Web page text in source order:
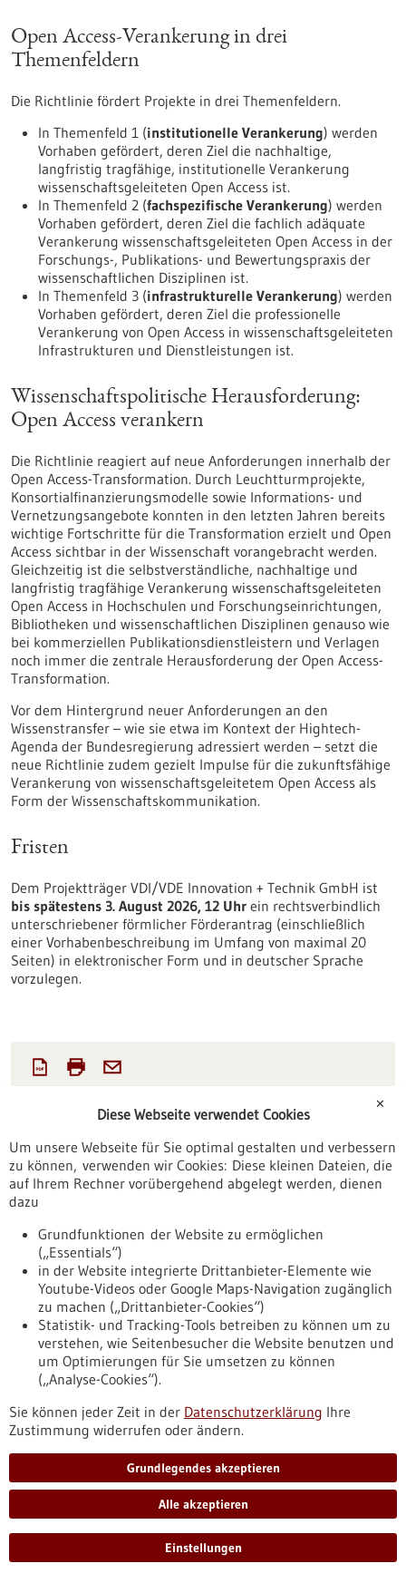
Open Access-Verankerung in drei
Themenfeldern
Die Richtlinie fördert Projekte in drei Themenfeldern.
In Themenfeld 1 (institutionelle Verankerung) werden
Vorhaben gefördert, deren Ziel die nachhaltige,
langfristig tragfähige, institutionelle Verankerung
wissenschaftsgeleiteten Open Access ist.
In Themenfeld 2 (fachspezifische Verankerung) werden
Vorhaben gefördert, deren Ziel die fachlich adäquate
Verankerung wissenschaftsgeleiteten Open Access in der
Forschungs-, Publikations- und Bewertungspraxis der
wissenschaftlichen Disziplinen ist.
In Themenfeld 3 (infrastrukturelle Verankerung) werden
Vorhaben gefördert, deren Ziel die professionelle
Verankerung von Open Access in wissenschaftsgeleiteten
Infrastrukturen und Dienstleistungen ist.
Wissenschaftspolitische Herausforderung:
Open Access verankern
Die Richtlinie reagiert auf neue Anforderungen innerhalb der
Open Access-Transformation. Durch Leuchtturmprojekte,
Konsortialfinanzierungsmodelle sowie Informations- und
Vernetzungsangebote konnten in den letzten Jahren bereits
wichtige Fortschritte für die Transformation erzielt und Open
Access sichtbar in der Wissenschaft vorangebracht werden.
Gleichzeitig ist die selbstverständliche, nachhaltige und
langfristig tragfähige Verankerung wissenschaftsgeleiteten
Open Access in Hochschulen und Forschungseinrichtungen,
Bibliotheken und wissenschaftlichen Disziplinen genauso wie
bei kommerziellen Publikationsdienstleistern und Verlagen
noch immer die zentrale Herausforderung der Open Access-
Transformation.
Vor dem Hintergrund neuer Anforderungen an den
Wissenstransfer – wie sie etwa im Kontext der Hightech-
Agenda der Bundesregierung adressiert werden – setzt die
neue Richtlinie zudem gezielt Impulse für die zukunftsfähige
Verankerung von wissenschaftsgeleitetem Open Access als
Form der Wissenschaftskommunikation.
Fristen
Dem Projektträger VDI/VDE Innovation + Technik GmbH ist
bis spätestens 3. August 2026, 12 Uhr ein rechtsverbindlich
unterschriebener förmlicher Förderantrag (einschließlich
einer Vorhabenbeschreibung im Umfang von maximal 20
Seiten) in elektronischer Form und in deutscher Sprache
vorzulegen.
01.06.2026
Quelle:BMFTR
Kontakt
Weitere Informationen
Nach oben
Informiert bleiben
Newsletter abonnieren
✕
Diese Webseite verwendet Cookies
Um unsere Webseite für Sie optimal gestalten und verbessern
zu können, verwenden wir Cookies: Diese kleinen Dateien, die
auf Ihrem Rechner vorübergehend abgelegt werden, dienen
dazu
Grundfunktionen der Website zu ermöglichen
(„Essentials“)
in der Website integrierte Drittanbieter-Elemente wie
Youtube-Videos oder Google Maps-Navigation zugänglich
zu machen („Drittanbieter-Cookies“)
Statistik- und Tracking-Tools betreiben zu können um zu
verstehen, wie Seitenbesucher die Website benutzen und
um Optimierungen für Sie umsetzen zu können
(„Analyse-Cookies“).
Sie können jeder Zeit in der Datenschutzerklärung Ihre
Zustimmung widerrufen oder ändern.
Grundlegendes akzeptieren
Alle akzeptieren
Einstellungen